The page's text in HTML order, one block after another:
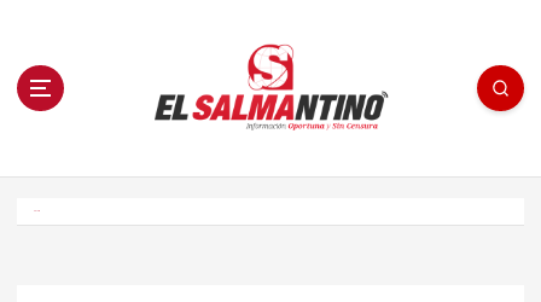
n El Salmantino - medios/noticias/editorial